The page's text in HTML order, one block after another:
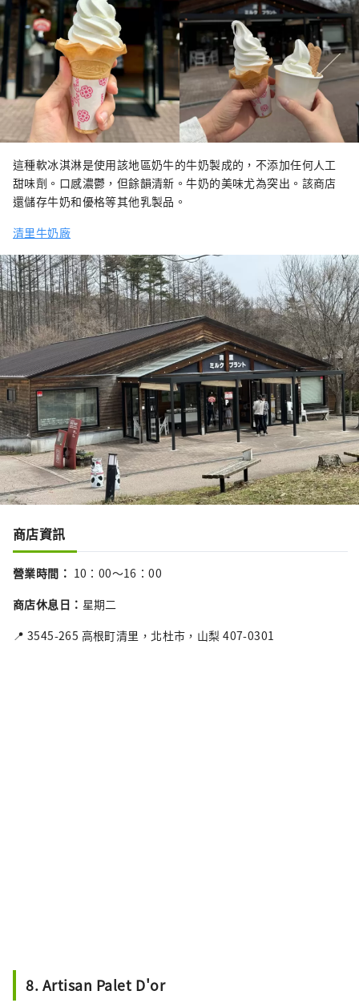
這種軟冰淇淋是使用該地區奶牛的牛奶製成的，不添加任何人工
甜味劑。口感濃鬱，但餘韻清新。牛奶的美味尤為突出。該商店
還儲存牛奶和優格等其他乳製品。
清里牛奶廠
商店資訊
營業時間 ： 10：00～16：00
商店休息日 ： 星期二
📍 3545-265 高根町清里，北杜市，山梨 407-0301
8. Artisan Palet D'or